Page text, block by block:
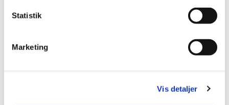
Statistik
Marketing
Vis detaljer